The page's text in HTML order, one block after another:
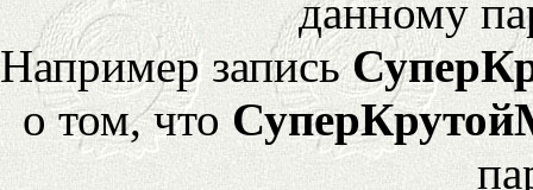
данному
Например запись
о том, что